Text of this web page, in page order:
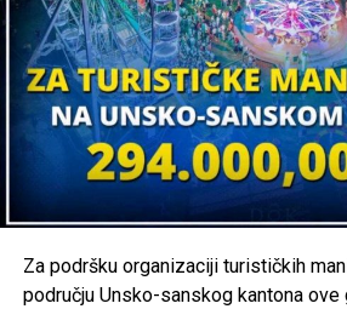
Za podršku organizaciji turističkih
području Unsko-sanskog kantona